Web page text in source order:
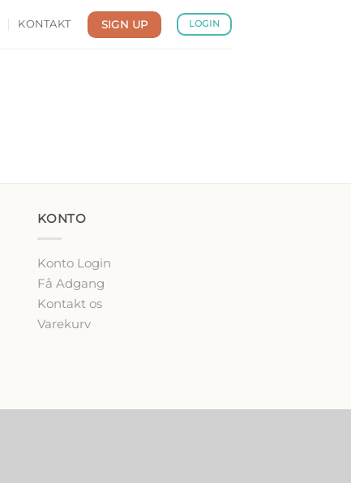
KONTAKT SIGN UP LOGIN
KONTO
Konto Login
Få Adgang
Kontakt os
Varekurv